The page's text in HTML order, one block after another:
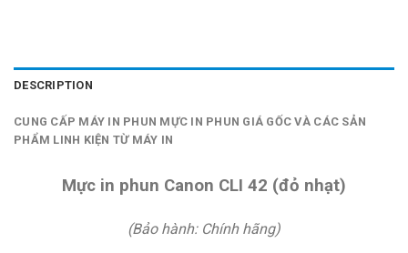
DESCRIPTION
CUNG CẤP MÁY IN PHUN MỰC IN PHUN GIÁ GỐC VÀ CÁC SẢN
PHẨM LINH KIỆN TỪ MÁY IN
Mực in phun Canon CLI 42 (đỏ nhạt)
(Bảo hành: Chính hãng)